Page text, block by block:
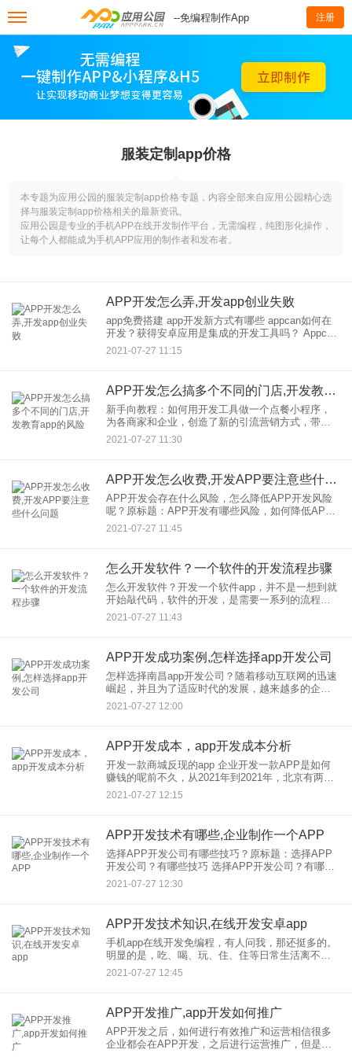
--免编程制作App 注册
服装定制app价格
本专题为应用公园的服装定制app价格专题，内容全部来自应用公园精心选
择与服装定制app价格相关的最新资讯。
应用公园是专业的手机APP在线开发制作平台，无需编程，纯图形化操作，
让每个人都能成为手机APP应用的制作者和发布者。
APP开发怎么弄,开发app创业失败
app免费搭建 app开发新方式有哪些 appcan如何在
开发？获得安卓应用是集成的开发工具吗？ Appcan
与phonegap性质相同，但也有一些不同。 相同的一
点是，它们都是基于开发
2021-07-27 11:15
APP开发怎么搞多个不同的门店,开发教育app的风险
新手向教程：如何用开发工具做一个点餐小程序，
为各商家和企业，创造了新的引流营销方式，带来
了很大的帮助。现在，如果你没有自己的小程序，
很容易在同行竞争中落后。然而，因为很多人不知
2021-07-27 11:30
APP开发怎么收费,开发APP要注意些什么问题
APP开发会存在什么风险，怎么降低APP开发风险
呢？原标题：APP开发有哪些风险，如何降低APP
开发？的风险 通用APP开发流程需要经过需求采
集、需求评估、原型图制作，设计图设计、编程开
2021-07-27 11:45
怎么开发软件？一个软件的开发流程步骤
怎么开发软件？开发一个软件app，并不是一想到就
开始敲代码，软件的开发，是需要一系列的流程步
骤，当中需要涉及到相关的软件开发知识，需要多
方人员的参与合作。同时，需要明确自己需要做什
2021-07-27 11:43
APP开发成功案例,怎样选择app开发公司
怎样选择南昌app开发公司？随着移动互联网的迅速
崛起，并且为了适应时代的发展，越来越多的企业
甚至是南昌的个人都想拥有自己的APP，所以他们
会想到在开发，找南昌的APP公司和开发企业经常
2021-07-27 12:00
APP开发成本，app开发成本分析
开发一款商城反现的app 企业开发一款APP是如何
赚钱的呢前不久，从2021年到2021年，北京有两次
与APP推广相关的活动。在活动现场，我们看到用
户反应激烈。这是什么APP？看看这个商店APP吸
2021-07-27 12:15
APP开发技术有哪些,企业制作一个APP
选择APP开发公司有哪些技巧？原标题：选择APP
开发公司？有哪些技巧 选择APP开发公司？有哪些
技巧我们要省事省心。问了很多开发和公司，之
后，结果还是很迷惑。在这里，我将向您介绍选择
2021-07-27 12:30
APP开发技术知识,在线开发安卓app
手机app在线开发免编程，有人问我，那还挺多的。
明显的是，吃、喝、玩、住、住等日常生活离不开
各种应用，应用在制作，开发已经非常流行 然而，
在过去，在开发获得一款应用并不容易。如果你在
2021-07-27 12:45
APP开发推广,app开发如何推广
APP开发之后，如何进行有效推广和运营相信很多
企业都会在APP开发，之后进行运营推广，但是由